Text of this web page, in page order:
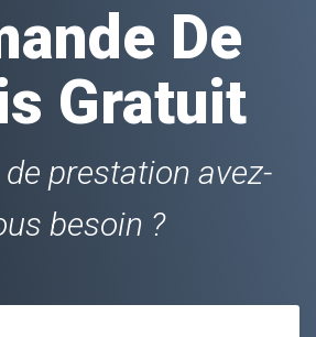
De
Gratuit
prestation avez-
besoin ?